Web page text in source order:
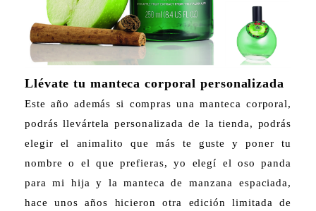
Llévate tu manteca corporal personalizada
Este año además si compras una manteca corporal,
podrás llevártela personalizada de la tienda, podrás
elegir el animalito que más te guste y poner tu
nombre o el que prefieras, yo elegí el oso panda
para mi hija y la manteca de manzana espaciada,
hace unos años hicieron otra edición limitada de